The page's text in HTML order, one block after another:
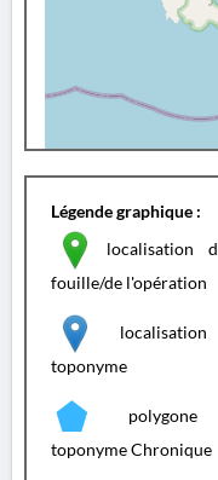
Légende graphique :
localisation
fouille/de l'opération
toponyme
polygone
toponyme Chronique